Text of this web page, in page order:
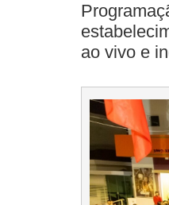
ao vivo e